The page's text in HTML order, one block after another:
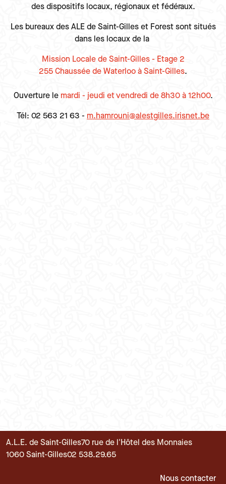
des dispositifs locaux, régionaux et fédéraux.
Les bureaux des ALE de Saint-Gilles et Forest sont situés
dans les locaux de la
Mission Locale de Saint-Gilles - Etage 2
255 Chaussée de Waterloo à Saint-Gilles.
Ouverture le mardi - jeudi et vendredi de 8h30 à 12h00.
Tél: 02 563 21 63 - m.hamrouni@alestgilles.irisnet.be
A.L.E. de Saint-Gilles70 rue de l'Hôtel des Monnaies
1060 Saint-Gilles02 538.29.65
Pied de page
Nous contacter